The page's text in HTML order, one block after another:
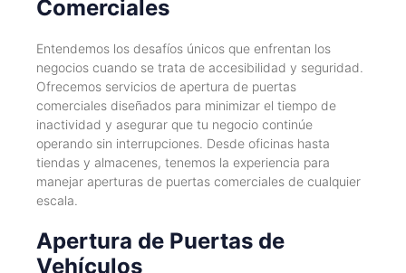
Comerciales
Entendemos los desafíos únicos que enfrentan los
negocios cuando se trata de accesibilidad y seguridad.
Ofrecemos servicios de apertura de puertas
comerciales diseñados para minimizar el tiempo de
inactividad y asegurar que tu negocio continúe
operando sin interrupciones. Desde oficinas hasta
tiendas y almacenes, tenemos la experiencia para
manejar aperturas de puertas comerciales de cualquier
escala.
Apertura de Puertas de
Vehículos